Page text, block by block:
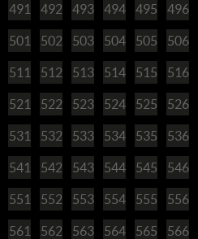
491 492 493 494 495 496
501 502 503 504 505 506
511 512 513 514 515 516
521 522 523 524 525 526
531 532 533 534 535 536
541 542 543 544 545 546
551 552 553 554 555 556
561 562 563 564 565 566